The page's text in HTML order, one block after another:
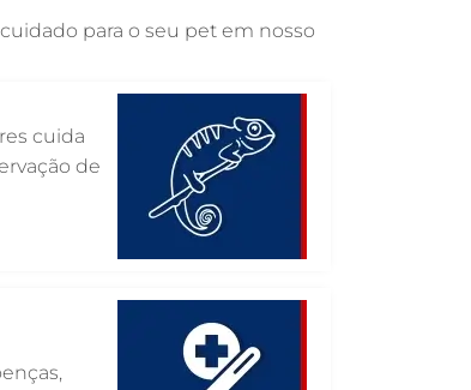
OFTALMOLOGIA VETERINÁRIA EM
ODONTOLOGIA VETERINÁRIA EM
GUARULHOS
NUTRIÇÃO ANIMAL EM GUARULHOS
LABORATÓRIO PET EM GUARULHOS
para o seu pet em nosso
cuida
de